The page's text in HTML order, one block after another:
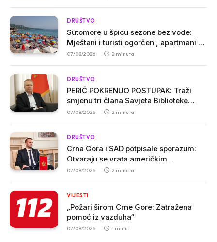
DRUŠTVO
Sutomore u špicu sezone bez vode:
Mještani i turisti ogorčeni, apartmani se
prazne zbog višesatnih restrikcija
07/08/2026 2 minuta
DRUŠTVO
PERIĆ POKRENUO POSTUPAK: Traži
smjenu tri člana Savjeta Biblioteke
„Radosav Ljumović“ zbog inicijative o
07/08/2026 2 minuta
DRUŠTVO
Crna Gora i SAD potpisale sporazum:
Otvaraju se vrata američkim
investicijama i tehnologijama
07/08/2026 2 minuta
VIJESTI
„Požari širom Crne Gore: Zatražena
pomoć iz vazduha“
07/08/2026 1 minut